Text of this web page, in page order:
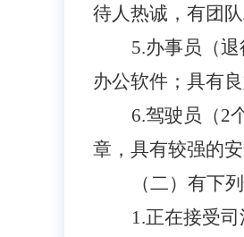
待人热诚，有团队
5.办事员（
办公软件；具有
6.驾驶员（2
章，具有较强的安
（二）有下
1.正在接受